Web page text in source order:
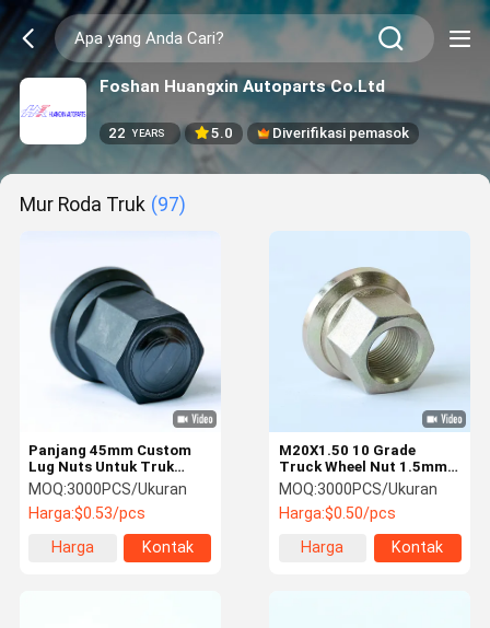
Foshan Huangxin Autoparts Co.Ltd
22 YEARS 5.0 Diverifikasi pemasok
Mur Roda Truk (97)
Panjang 45mm Custom
Lug Nuts Untuk Truk
Untuk DAF M22x1.5
Ukuran benang
MOQ:3000PCS/Ukuran
Harga:$0.53/pcs
Harga
Kontak
M20X1.50 10 Grade
Truck Wheel Nut 1.5mm
Thread Pitch 40Cr
Material
MOQ:3000PCS/Ukuran
Harga:$0.50/pcs
Harga
Kontak